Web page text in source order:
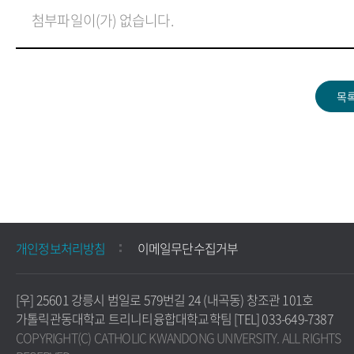
첨부파일이(가) 없습니다.
개인정보처리방침 이메일무단수집거부
[우] 25601 강릉시 범일로 579번길 24 (내곡동) 창조관 101호
가톨릭관동대학교 트리니티융합대학교학팀 [TEL] 033-649-7387
COPYRIGHT(C) CATHOLIC KWANDONG UNIVERSITY. ALL RIGHTS